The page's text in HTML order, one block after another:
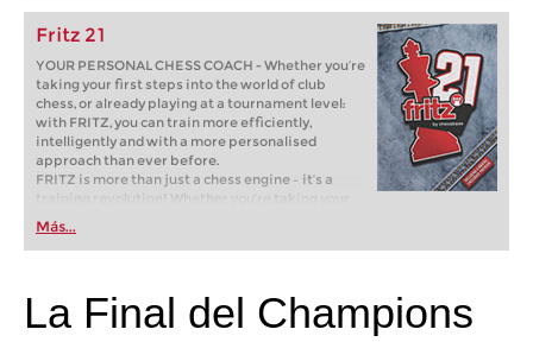
Fritz 21
YOUR PERSONAL CHESS COACH - Whether you’re
taking your first steps into the world of club
chess, or already playing at a tournament level:
with FRITZ, you can train more efficiently,
intelligently and with a more personalised
approach than ever before.
FRITZ is more than just a chess engine – it’s a
training revolution! Whether you’re taking your
first steps into the world of club chess, or already
playing at a tournament level: with FRITZ, you can
train more efficiently, intelligently and with a
Más...
La Final del Champions